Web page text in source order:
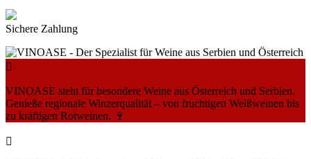
Sichere Zahlung

VINOASE steht für besondere Weine aus Österreich und Serbien.
Genieße regionale Winzerqualität – von fruchtigen Weißweinen bis
zu kräftigen Rotweinen. 🍷
